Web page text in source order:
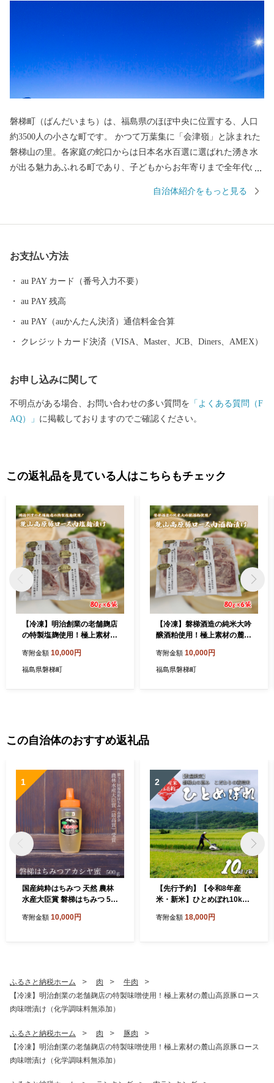
磐梯町（ばんだいまち）は、福島県のほぼ中央に位置する、人口
約3500人の小さな町です。 かつて万葉集に「会津嶺」と詠まれた
磐梯山の里。各家庭の蛇口からは日本名水百選に選ばれた湧き水
が出る魅力あふれる町であり、子どもからお年寄りまで全年代の
皆様からのご寄付をもとに、先人の方々が築いてきた歴史・文化
支援プロジェクトを推進することで、安心して子育てができる環
境をつくり、人口減少という課題に対応していきます。 さら
ウンテン』をはじめ、地域資源を生かしたレジャーアクティビテ
ィやイベント等によって、皆様をお迎えいたします。 ふるさと
納税をきっかけに磐梯町を訪れていただいた際には、皆様からの
自治体紹介をもっと見る
お支払い方法
au PAY カード（番号入力不要）
au PAY 残高
au PAY（auかんたん決済）通信料金合算
クレジットカード決済（VISA、Master、JCB、Diners、AMEX）
お申し込みに関して
不明点がある場合、お問い合わせの多い質問を 「よくある質問（F
AQ）」 に掲載しておりますのでご確認ください。
この返礼品を見ている人はこちらもチェック
【冷凍】明治創業の老舗麹店
の特製塩麹使用！極上素材の
（化学調味料無添加）
寄附金額 10,000円
福島県磐梯町
【冷凍】磐梯酒造の純米大吟
醸酒粕使用！極上素材の麓山
学調味料無添加）
寄附金額 10,000円
福島県磐梯町
この自治体のおすすめ返礼品
1
国産純粋はちみつ 天然 農林
水産大臣賞 磐梯はちみつ 50
寄附金額 10,000円
2
【先行予約】【令和8年産
米・新米】ひとめぼれ10kg
栽培米 令和8年10月下旬頃
寄附金額 18,000円
ふるさと納税ホーム 肉
牛肉
【冷凍】明治創業の老舗麹店の特製味噌使用！極上素材の麓山高原豚ロース
肉味噌漬け（化学調味料無添加）
ふるさと納税ホーム 肉
豚肉
【冷凍】明治創業の老舗麹店の特製味噌使用！極上素材の麓山高原豚ロース
肉味噌漬け（化学調味料無添加）